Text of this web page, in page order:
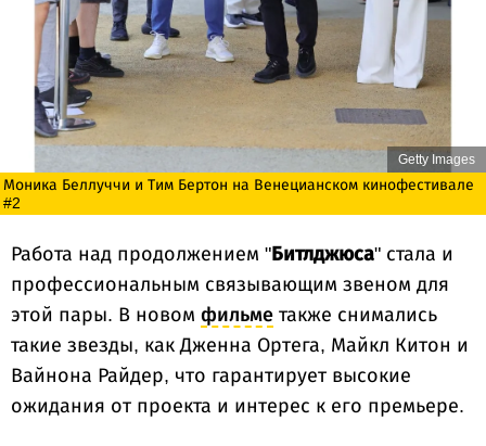
Getty Images
Моника Беллуччи и Тим Бертон на Венецианском кинофестивале
#2
Работа над продолжением " Битлджюса" стала и
профессиональным связывающим звеном для
этой пары. В новом фильме также снимались
такие звезды, как Дженна Ортега, Майкл Китон и
Вайнона Райдер, что гарантирует высокие
ожидания от проекта и интерес к его премьере.